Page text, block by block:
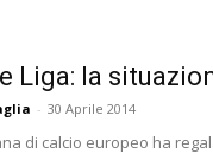
Liga: la
- 30 Aprile 2014
di calcio europeo ha